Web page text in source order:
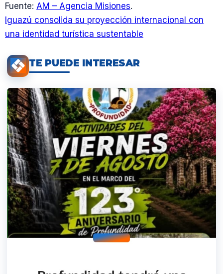
Fuente: AM – Agencia Misiones.
Iguazú consolida su proyección internacional con
una identidad turística sustentable
TE PUEDE INTERESAR